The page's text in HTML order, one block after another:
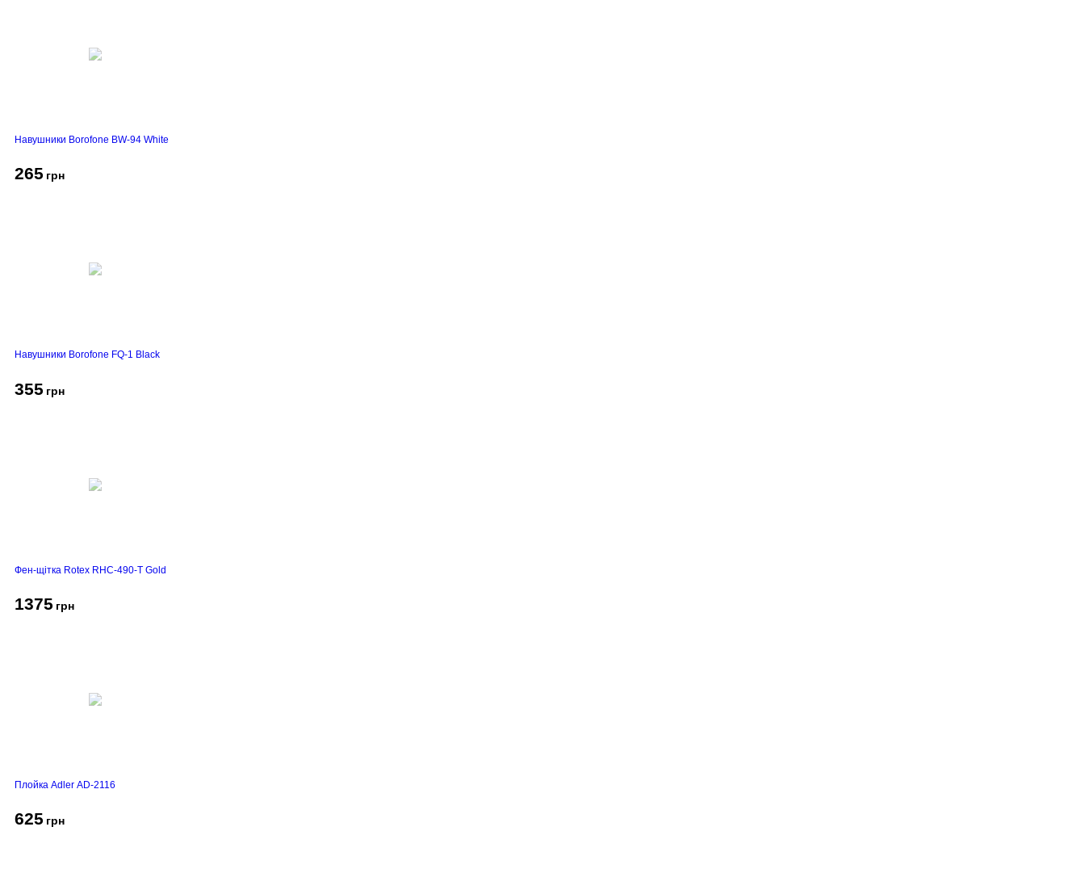
Навушники Borofone BW-94 White
265 грн
Навушники Borofone FQ-1 Black
355 грн
Фен-щітка Rotex RHC-490-T Gold
1375 грн
Плойка Adler AD-2116
625 грн